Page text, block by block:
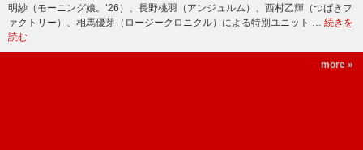
明紗（モーニング娘。’26）、長野桃羽（アンジュルム）、西村乙輝（つばきフ
ァクトリー）、相馬優芽（ロージークロニクル）による特別ユニット … 続きを
読む
more »